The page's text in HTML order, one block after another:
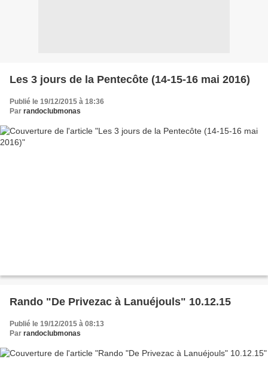
Les 3 jours de la Pentecôte (14-15-16 mai 2016)
Publié le 19/12/2015 à 18:36
Par randoclubmonas
Rando "De Privezac à Lanuéjouls" 10.12.15
Publié le 19/12/2015 à 08:13
Par randoclubmonas